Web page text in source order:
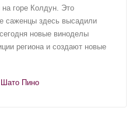
на горе Колдун. Это
саженцы здесь высадили
новые виноделы
региона и создают новые
Шато Пино